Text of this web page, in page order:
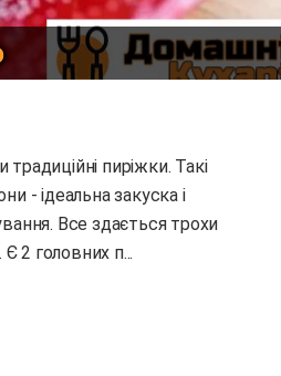
- ідеальна закуска і
Все здається трохи
2 головних п...